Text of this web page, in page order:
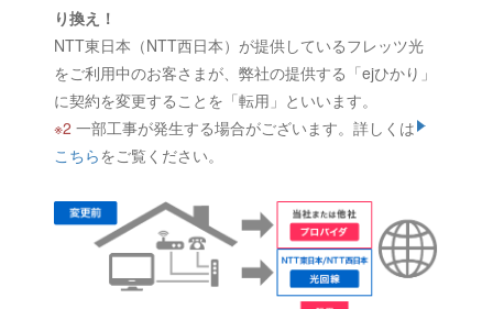
り換え！
NTT東日本（NTT西日本）が提供しているフレッツ光
をご利用中のお客さまが、弊社の提供する「ejひかり」
に契約を変更することを「転用」といいます。
※2 一部工事が発生する場合がございます。詳しくは
こちらをご覧ください。